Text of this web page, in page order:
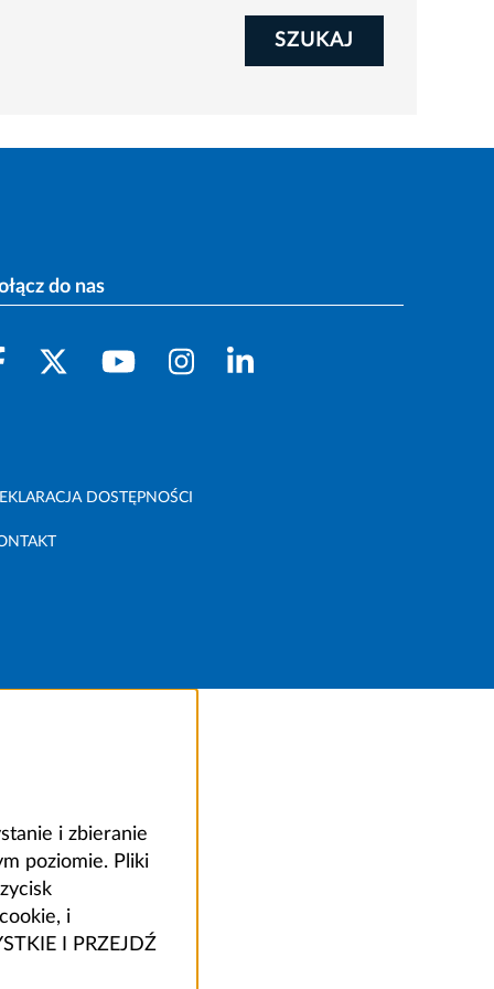
SZUKAJ
do nas
DOSTĘPNOŚCI
i zbieranie
poziomie. Pliki
i
I PRZEJDŹ